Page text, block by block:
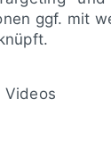
und
in der
ggf. mit
Videos